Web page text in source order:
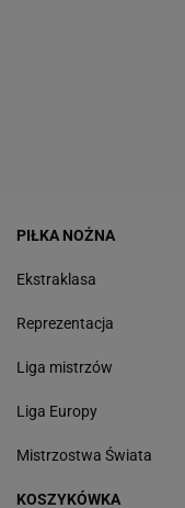
PIŁKA NOŻNA
Ekstraklasa
Reprezentacja
Liga mistrzów
Liga Europy
Mistrzostwa Świata
KOSZYKÓWKA